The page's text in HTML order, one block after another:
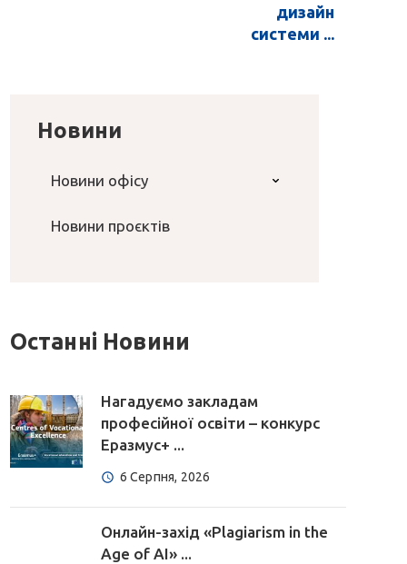
дизайн
системи ...
Новини
Новини офісу
Новини проєктів
Останні Новини
Нагадуємо закладам
професійної освіти – конкурс
Еразмус+ ...
6 Серпня, 2026
Онлайн-захід «Plagiarism in the
Age of AI» ...